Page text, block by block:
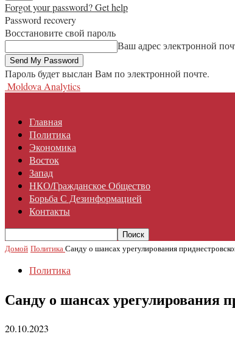
Forgot your password? Get help
Password recovery
Восстановите свой пароль
Ваш адрес электронной
Пароль будет выслан Вам по электронной почте.
Moldova Analytics
Главная
Политика
Экономика
Восток
Запад
НКО/гражданское Общество
Борьба С Дезинформацией
Контакты
Домой ПолитикаСанду о шансах урегулирования
Политика
Санду о шансах урегулирования
20.10.2023